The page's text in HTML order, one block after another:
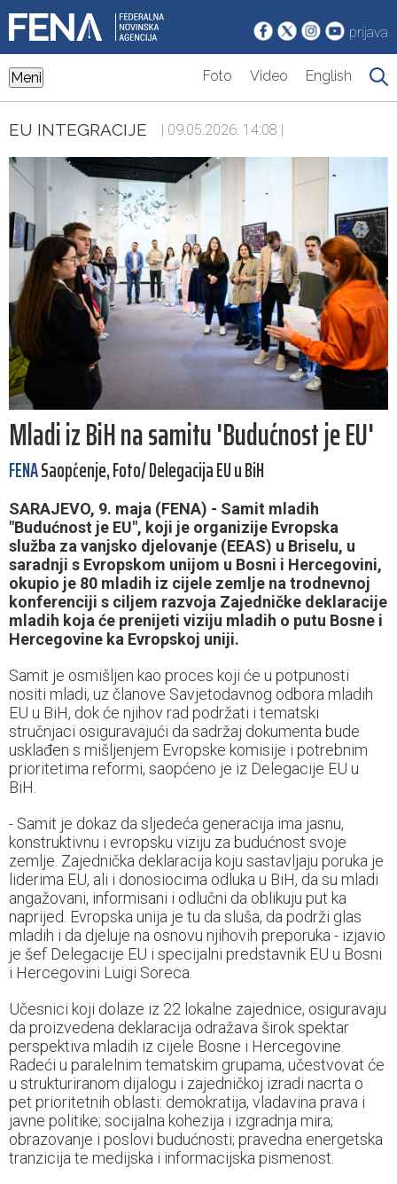
prijava
Meni Foto Video English
EU INTEGRACIJE | 09.05.2026. 14:08 |
Mladi iz BiH na samitu 'Budućnost je EU'
FENASaopćenje, Foto/ Delegacija EU u BiH
SARAJEVO, 9. maja (FENA) - Samit mladih
"Budućnost je EU", koji je organizije Evropska
služba za vanjsko djelovanje (EEAS) u Briselu, u
saradnji s Evropskom unijom u Bosni i Hercegovini,
okupio je 80 mladih iz cijele zemlje na trodnevnoj
konferenciji s ciljem razvoja Zajedničke deklaracije
mladih koja će prenijeti viziju mladih o putu Bosne i
Hercegovine ka Evropskoj uniji.
Samit je osmišljen kao proces koji će u potpunosti
nositi mladi, uz članove Savjetodavnog odbora mladih
EU u BiH, dok će njihov rad podržati i tematski
stručnjaci osiguravajući da sadržaj dokumenta bude
usklađen s mišljenjem Evropske komisije i potrebnim
prioritetima reformi, saopćeno je iz Delegacije EU u
BiH.
- Samit je dokaz da sljedeća generacija ima jasnu,
konstruktivnu i evropsku viziju za budućnost svoje
zemlje. Zajednička deklaracija koju sastavljaju poruka je
liderima EU, ali i donosiocima odluka u BiH, da su mladi
angažovani, informisani i odlučni da oblikuju put ka
naprijed. Evropska unija je tu da sluša, da podrži glas
mladih i da djeluje na osnovu njihovih preporuka - izjavio
je šef Delegacije EU i specijalni predstavnik EU u Bosni
i Hercegovini Luigi Soreca.
Učesnici koji dolaze iz 22 lokalne zajednice, osiguravaju
da proizvedena deklaracija odražava širok spektar
perspektiva mladih iz cijele Bosne i Hercegovine.
Radeći u paralelnim tematskim grupama, učestvovat će
u strukturiranom dijalogu i zajedničkoj izradi nacrta o
pet prioritetnih oblasti: demokratija, vladavina prava i
javne politike; socijalna kohezija i izgradnja mira;
obrazovanje i poslovi budućnosti; pravedna energetska
tranzicija te medijska i informacijska pismenost.